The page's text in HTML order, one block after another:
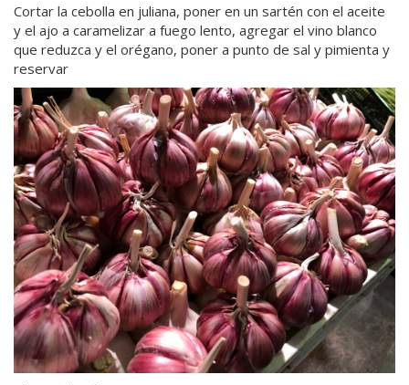
Cortar la cebolla en juliana, poner en un sartén con el aceite
y el ajo a caramelizar a fuego lento, agregar el vino blanco
que reduzca y el orégano, poner a punto de sal y pimienta y
reservar